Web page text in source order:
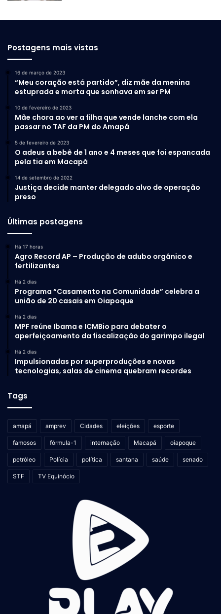
Postagens mais vistas
16 de março de 2023
“Meu coração está partido”, diz mãe da menina
estuprada e morta que sonhava em ser PM
10 de fevereiro de 2023
Mãe chora ao ver a filha que vende lanche com ela
passar no TAF da PM do Amapá
5 de fevereiro de 2023
O adeus a bebê de 1 ano e 4 meses que foi espancada
pela tia em Macapá
14 de setembro de 2022
Justiça decide manter delegado alvo de operação
preso
Últimas postagens
Há 17 horas
Agro Record AP – Produção de adubo orgânico e
fertilizantes
Há 2 dias
Programa “Casamento na Comunidade” celebra a
união de 20 casais em Oiapoque
Há 2 dias
MPF reúne Ibama e ICMBio para debater o
aperfeiçoamento da fiscalização do garimpo ilegal
Há 2 dias
Impulsionadas por superproduções e novas
tecnologias, salas de cinema quebram recordes
Tags
amapá amprev Cidades eleições esporte
famosos fórmula-1 internação Macapá oiapoque
petróleo Polícia política santana saúde senado
STF TV Equinócio